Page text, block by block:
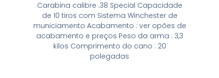
Carabina calibre .38 Special Capacidade
de 10 tiros com Sistema Winchester de
municiamento Acabamento : ver opões de
acabamento e preços Peso da arma : 3,3
kilos Comprimento do cano : 20
polegadas